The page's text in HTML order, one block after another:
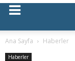
Ana Sayfa Haberler
Haberler